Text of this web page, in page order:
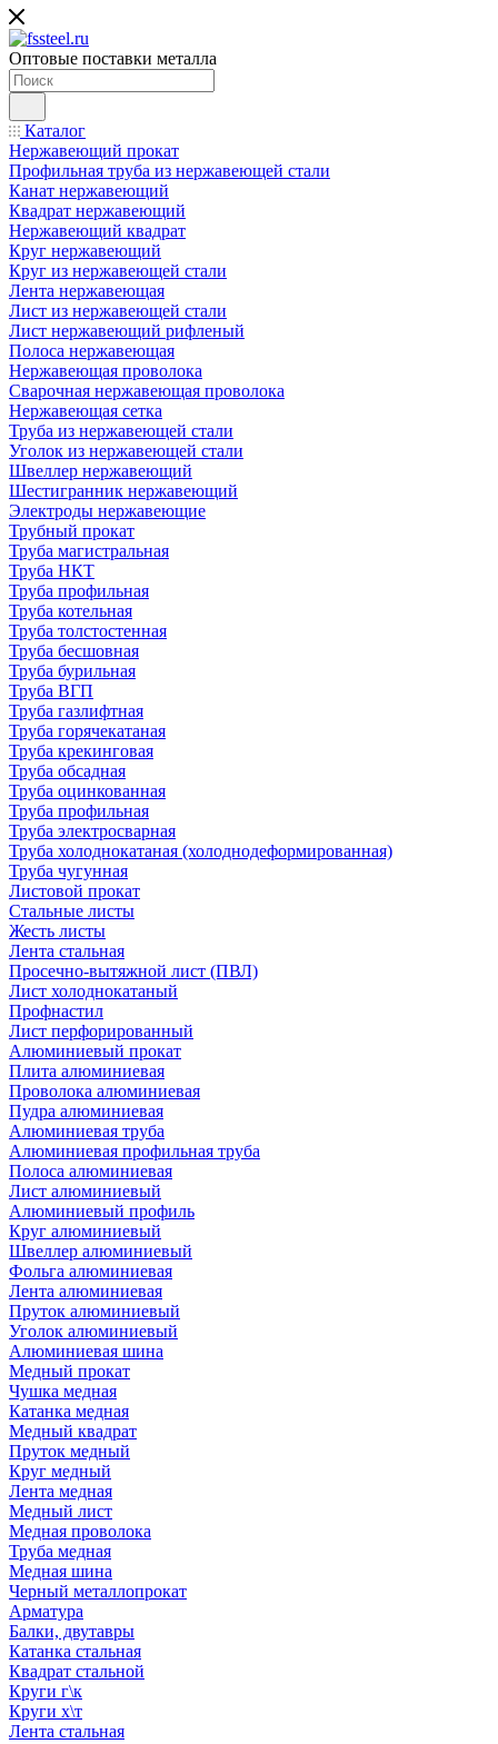
Оптовые поставки металла
Каталог
Нержавеющий прокат
Профильная труба из нержавеющей стали
Канат нержавеющий
Квадрат нержавеющий
Нержавеющий квадрат
Круг нержавеющий
Круг из нержавеющей стали
Лента нержавеющая
Лист из нержавеющей стали
Лист нержавеющий рифленый
Полоса нержавеющая
Нержавеющая проволока
Сварочная нержавеющая проволока
Нержавеющая сетка
Труба из нержавеющей стали
Уголок из нержавеющей стали
Швеллер нержавеющий
Шестигранник нержавеющий
Электроды нержавеющие
Трубный прокат
Труба магистральная
Труба НКТ
Труба профильная
Труба котельная
Труба толстостенная
Труба бесшовная
Труба бурильная
Труба ВГП
Труба газлифтная
Труба горячекатаная
Труба крекинговая
Труба обсадная
Труба оцинкованная
Труба профильная
Труба электросварная
Труба холоднокатаная (холоднодеформированная)
Труба чугунная
Листовой прокат
Стальные листы
Жесть листы
Лента стальная
Просечно-вытяжной лист (ПВЛ)
Лист холоднокатаный
Профнастил
Лист перфорированный
Алюминиевый прокат
Плита алюминиевая
Проволока алюминиевая
Пудра алюминиевая
Алюминиевая труба
Алюминиевая профильная труба
Полоса алюминиевая
Лист алюминиевый
Алюминиевый профиль
Круг алюминиевый
Швеллер алюминиевый
Фольга алюминиевая
Лента алюминиевая
Пруток алюминиевый
Уголок алюминиевый
Алюминиевая шина
Медный прокат
Чушка медная
Катанка медная
Медный квадрат
Пруток медный
Круг медный
Лента медная
Медный лист
Медная проволока
Труба медная
Медная шина
Черный металлопрокат
Арматура
Балки, двутавры
Катанка стальная
Квадрат стальной
Круги г\к
Круги х\т
Лента стальная